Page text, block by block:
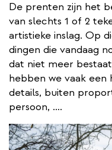
De prenten zijn het
van slechts 1 of 2
artistieke inslag. Op
dingen die vandaag
dat niet meer
hebben we vaak
details, buiten
persoon, ….